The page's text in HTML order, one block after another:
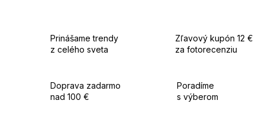
Prinášame trendy
z celého sveta
Zľavový kupón 12 €
za fotorecenziu
Doprava zadarmo
nad 100 €
Poradíme
s výberom